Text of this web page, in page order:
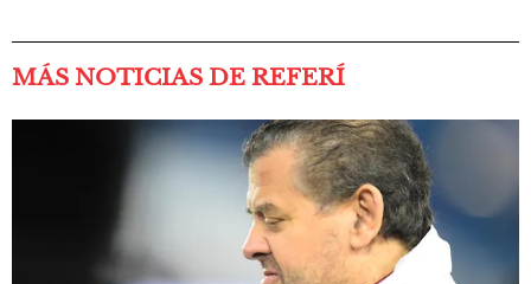
MÁS NOTICIAS DE REFERÍ